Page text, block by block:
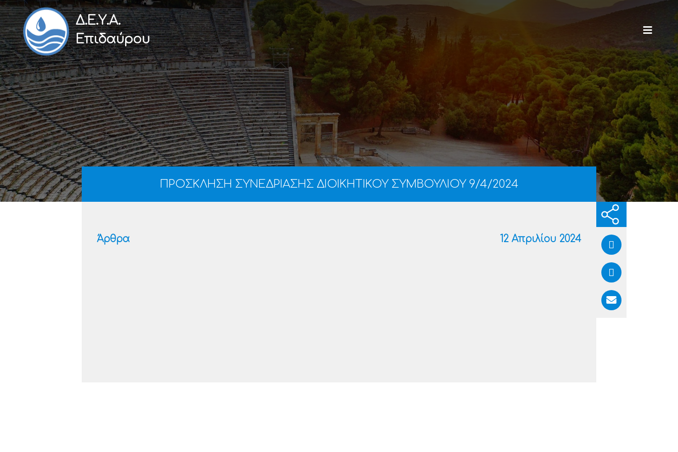
Δ.Ε.Υ.Α.
Επιδαύρου
ΠΡΟΣΚΛΗΣΗ ΣΥΝΕΔΡΙΑΣΗΣ ΔΙΟΙΚΗΤΙΚΟΥ ΣΥΜΒΟΥΛΙΟΥ 9/4/2024
Άρθρα 12 Απριλίου 2024